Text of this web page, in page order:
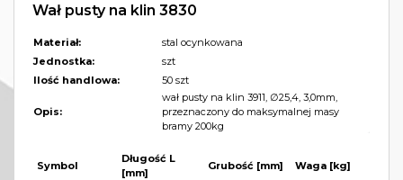
Wał pusty na klin 3830
Materiał:
stal ocynkowana
Jednostka:
szt
Ilość handlowa:
50 szt
Opis:
wał pusty na klin 3911, ∅25,4, 3,0mm,
przeznaczony do maksymalnej masy
bramy 200kg
Symbol
Długość L
[mm]
Grubość [mm] Waga [kg]